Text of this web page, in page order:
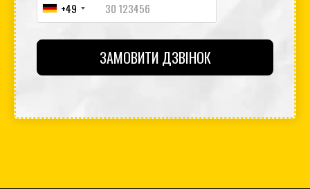
+49
ЗАМОВИТИ ДЗВІНОК